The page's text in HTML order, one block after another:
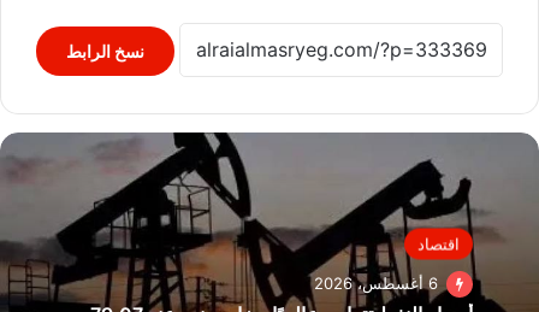
نسخ الرابط
اقتصاد
6 أغسطس، 2026